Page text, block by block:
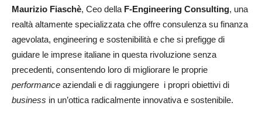
Maurizio Fiaschè, Ceo della F-Engineering Consulting, una
realtà altamente specializzata che offre consulenza su finanza
agevolata, engineering e sostenibilità e che si prefigge di
guidare le imprese italiane in questa rivoluzione senza
precedenti, consentendo loro di migliorare le proprie
performance aziendali e di raggiungere i propri obiettivi di
business in un’ottica radicalmente innovativa e sostenibile.